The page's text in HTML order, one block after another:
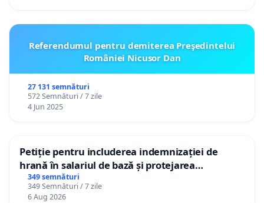
Referendumul pentru demiterea Preşedintelui
României Nicusor Dan
27 131 semnături
572 Semnături / 7 zile
4 Jun 2025
Petiție pentru includerea indemnizației de
hrană în salariul de bază și protejarea
gradațiilor de vechime pentru asistenții
personali
349 semnături
349 Semnături / 7 zile
6 Aug 2026